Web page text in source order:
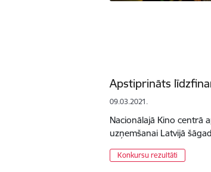
Apstiprināts
09.03.2021.
Nacionālajā Kino centrā
uzņemšanai Latvijā
Konkursu rezultāti